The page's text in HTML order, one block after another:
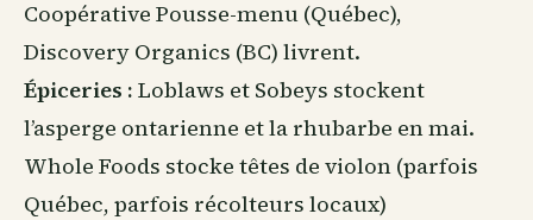
Coopérative Pousse-menu (Québec),
Discovery Organics (BC) livrent.
Épiceries : Loblaws et Sobeys stockent
l’asperge ontarienne et la rhubarbe en mai.
Whole Foods stocke têtes de violon (parfois
Québec, parfois récolteurs locaux)